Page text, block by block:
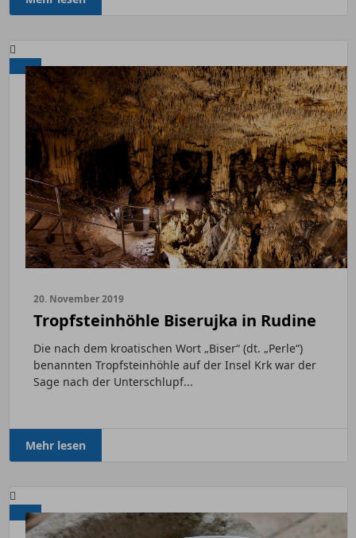
20. November 2019
Tropfsteinhöhle Biserujka in Rudine
Die nach dem kroatischen Wort „Biser“ (dt. „Perle“)
benannten Tropfsteinhöhle auf der Insel Krk war der
Sage nach der Unterschlupf...
Mehr lesen